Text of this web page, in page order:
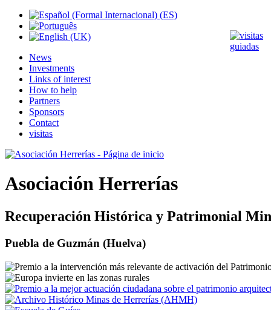
News
Investments
Links of interest
How to help
Partners
Sponsors
Contact
visitas
Asociación Herrerías
Recuperación Histórica y Patrimonial
Puebla de Guzmán (Huelva)